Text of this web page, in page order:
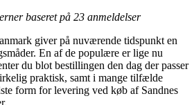
baseret på 23 anmeldelser
giver på nuværende tidspunkt en
En af de populære er lige nu
du blot bestillingen den dag der passer
praktisk, samt i mange tilfælde
form for levering ved køb af Sandnes